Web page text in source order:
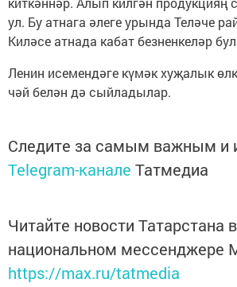
ул. Бу атнага әлеге урында Теләче
Киләсе атнада кабат безненкеләр
Ленин исемендәге күмәк хуҗалык
чәй белән дә сыйладылар.
Следите за самым важным и
Telegram-канале Татмедиа
Читайте новости Татарстана в
национальном мессенджере
https://max.ru/tatmedia